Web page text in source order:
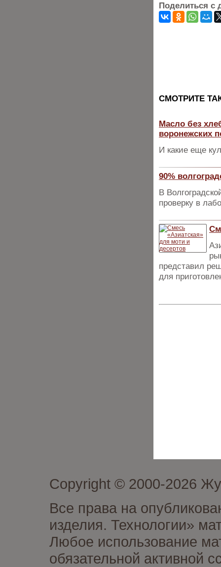
Поделиться с
CМОТРИТЕ
Масло без
воронежских
И какие еще
90%
В
проверку в
представил
для
Copyright © 2000-2026
Все права на
изделия. Технологии»
Любое использование
обязательной активной